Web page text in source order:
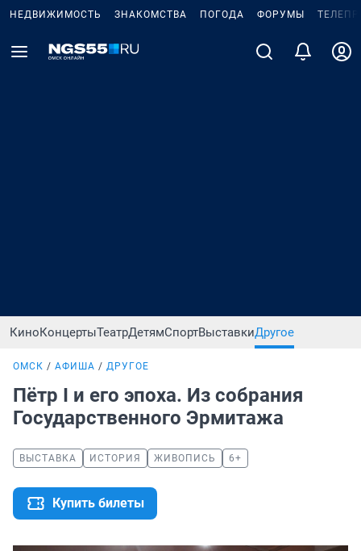
НЕДВИЖИМОСТЬ ЗНАКОМСТВА ПОГОДА ФОРУМЫ
КиноКонцертыТеатрДетямСпортВыставкиДругое
ОМСК АФИША ДРУГОЕ
Пётр I и его эпоха. Из собрания
Государственного Эрмитажа
ВЫСТАВКА ИСТОРИЯ ЖИВОПИСЬ 6+
Купить билеты